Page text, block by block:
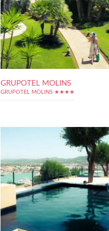
GRUPOTEL MOLINS
GRUPOTEL MOLINS ★★★★